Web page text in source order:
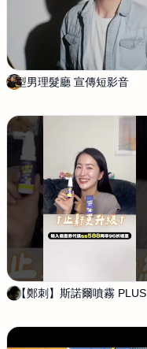
陳
淇
型男理髮廳 宣傳短影音
饒
昀
【鄭刺】斯諾爾噴霧 PLUS